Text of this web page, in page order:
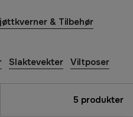
& Tilbehør
Slaktevekter Viltposer
5 produkter